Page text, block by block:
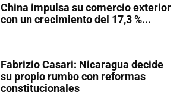
China impulsa su comercio exterior
con un crecimiento del 17,3 %...
Fabrizio Casari: Nicaragua decide
su propio rumbo con reformas
constitucionales